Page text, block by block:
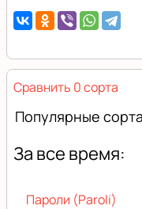
Сравнить 0 сорта
Популярные сорта
За все время:
Пароли (Paroli)